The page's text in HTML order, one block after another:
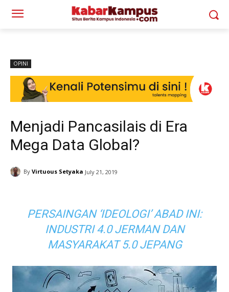
OPINI
Menjadi Pancasilais di Era
Mega Data Global?
By Virtuous Setyaka July 21, 2019
PERSAINGAN ‘IDEOLOGI’ ABAD INI:
INDUSTRI 4.0 JERMAN DAN
MASYARAKAT 5.0 JEPANG